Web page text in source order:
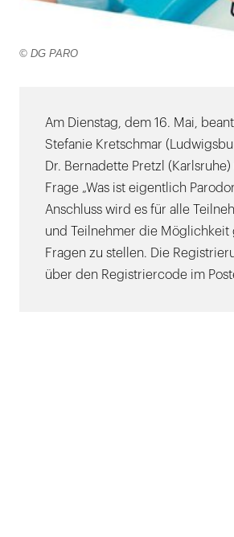
© DG PARO
Am Dienstag, dem 16. Mai,
Stefanie Kretschmar
Dr. Bernadette Pretzl
Frage „Was ist eigentlich
Anschluss wird es für alle
und Teilnehmer die Möglichkeit
Fragen zu stellen. Die
über den Registriercode im